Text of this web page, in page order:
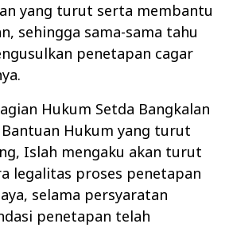
yang turut serta membantu
sehingga sama-sama tahu
penetapan cagar
Hukum Setda Bangkalan
Hukum yang turut
Islah mengaku akan turut
legalitas proses penetapan
selama persyaratan
penetapan telah